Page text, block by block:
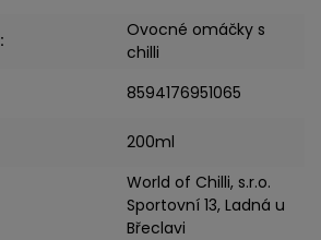
:
Ovocné omáčky s
chilli
8594176951065
200ml
World of Chilli, s.r.o.
Sportovní 13, Ladná u
Břeclavi